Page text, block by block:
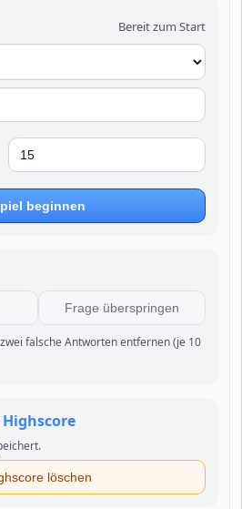
Bereit zum Start
beginnen
Frage überspringen
falsche Antworten entfernen (je 10
löschen